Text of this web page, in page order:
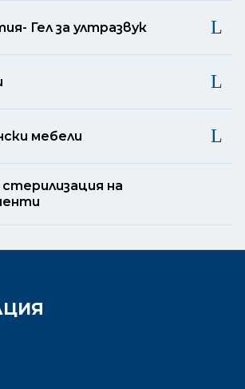
Гел за ултразвук
мебели
стерилизация на